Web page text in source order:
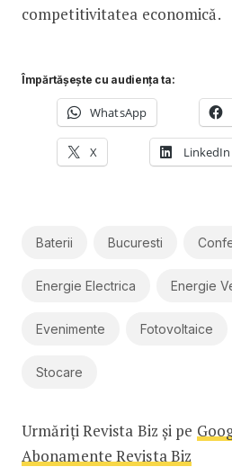
competitivitatea economică.
Împărtășește cu audiența ta:
WhatsApp
X LinkedIn
Baterii Bucuresti
Energie Electrica Energie
Evenimente Fotovoltaice
Stocare
Urmăriți Revista Biz și pe
Abonamente Revista Biz